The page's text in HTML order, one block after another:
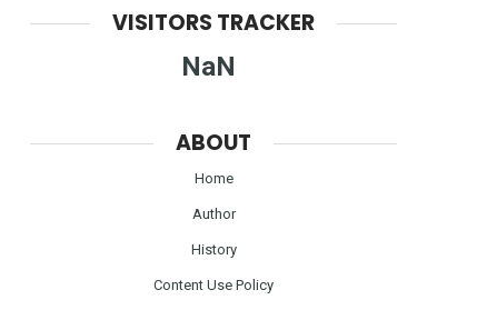
VISITORS TRACKER
NaN
ABOUT
Home
Author
History
Content Use Policy